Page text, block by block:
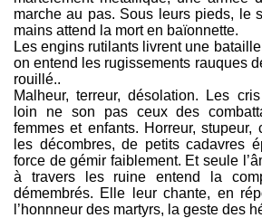
marche au pas. Sous leurs pieds, le
mains attend la mort en baïonnette.
Les engins rutilants livrent une
on entend les rugissements rauques
rouillé..
Malheur, terreur, désolation. Les
loin ne son pas ceux des
femmes et enfants. Horreur, stupeur,
les décombres, de petits cadavres
force de gémir faiblement. Et seule
à travers les ruine entend la
démembrés. Elle leur chante, en
l’honnneur des martyrs, la geste des